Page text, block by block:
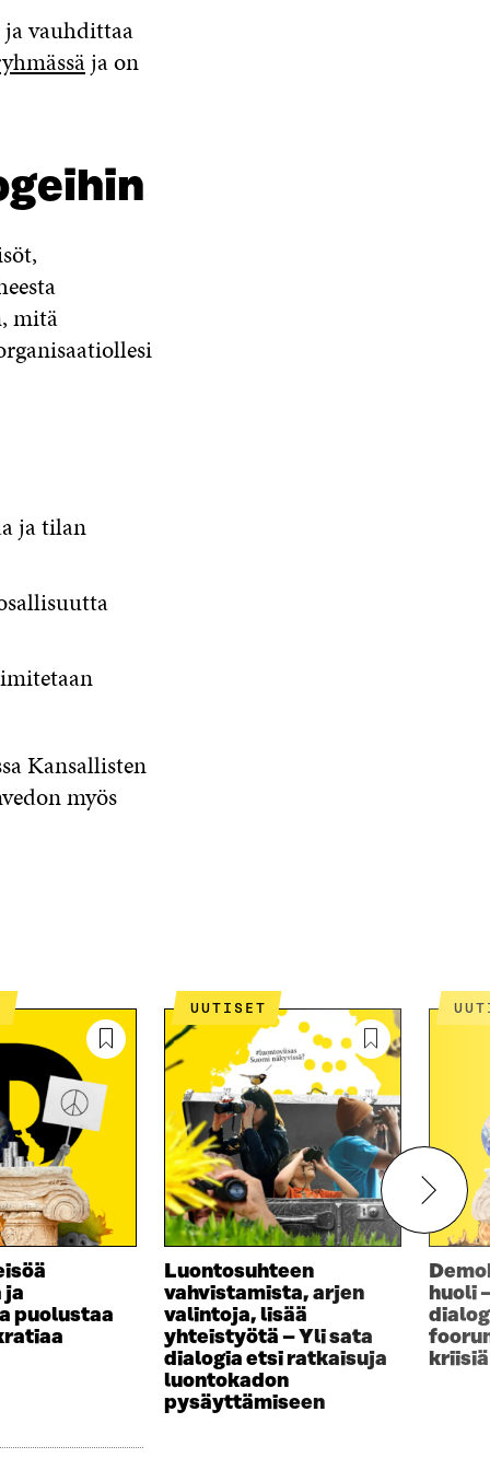
vauhdittaa
ja on
mitä
ja tilan
Kansallisten
myös
ja
puolustaa
UUTISET
Luontosuhteen
vahvistamista, arjen
valintoja, lisää
yhteistyötä – Yli sata
dialogia etsi ratkaisuja
luontokadon
pysäyttämiseen
huoli